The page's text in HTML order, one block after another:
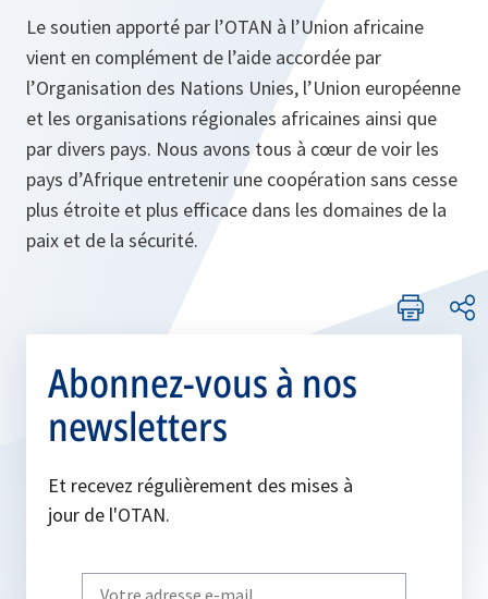
Le soutien apporté par l’OTAN à l’Union africaine
vient en complément de l’aide accordée par
l’Organisation des Nations Unies, l’Union européenne
et les organisations régionales africaines ainsi que
par divers pays. Nous avons tous à cœur de voir les
pays d’Afrique entretenir une coopération sans cesse
plus étroite et plus efficace dans les domaines de la
paix et de la sécurité.
Abonnez-vous à nos
newsletters
Et recevez régulièrement des mises à
jour de l'OTAN.
Write